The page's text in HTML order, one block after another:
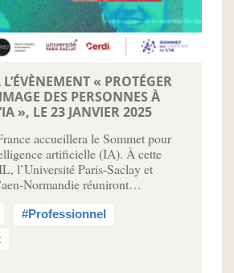
« PROTÉGER
DES PERSONNES À
», LE 23 JANVIER 2025
accueillera le Sommet pour
artificielle (IA). À cette
l’Université Paris-Saclay et
Normandie réuniront…
#Professionnel